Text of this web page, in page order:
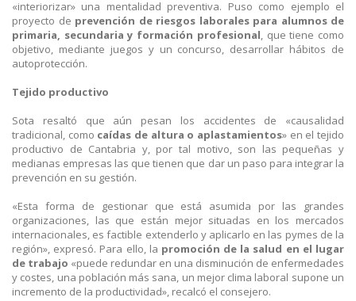
«interiorizar» una mentalidad preventiva. Puso como ejemplo el
proyecto de prevención de riesgos laborales para alumnos de
primaria, secundaria y formación profesional, que tiene como
objetivo, mediante juegos y un concurso, desarrollar hábitos de
autoprotección.
Tejido productivo
Sota resaltó que aún pesan los accidentes de «causalidad
tradicional, como caídas de altura o aplastamientos» en el tejido
productivo de Cantabria y, por tal motivo, son las pequeñas y
medianas empresas las que tienen que dar un paso para integrar la
prevención en su gestión.
«Esta forma de gestionar que está asumida por las grandes
organizaciones, las que están mejor situadas en los mercados
internacionales, es factible extenderlo y aplicarlo en las pymes de la
región», expresó. Para ello, la promoción de la salud en el lugar
de trabajo «puede redundar en una disminución de enfermedades
y costes, una población más sana, un mejor clima laboral supone un
incremento de la productividad», recalcó el consejero.